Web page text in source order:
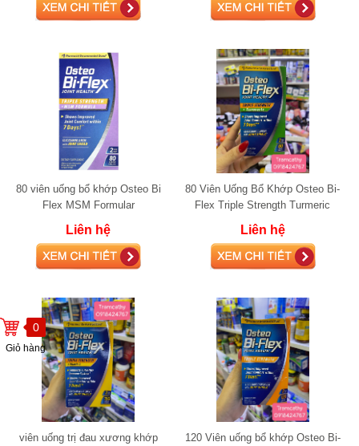
0
Giỏ hàng
80 viên uống bổ khớp Osteo Bi
Flex MSM Formular
Liên hệ
80 Viên Uống Bổ Khớp Osteo Bi-
Flex Triple Strength Turmeric
Liên hệ
viên uống trị đau xương khớp
120 Viên uống bổ khớp Osteo Bi-